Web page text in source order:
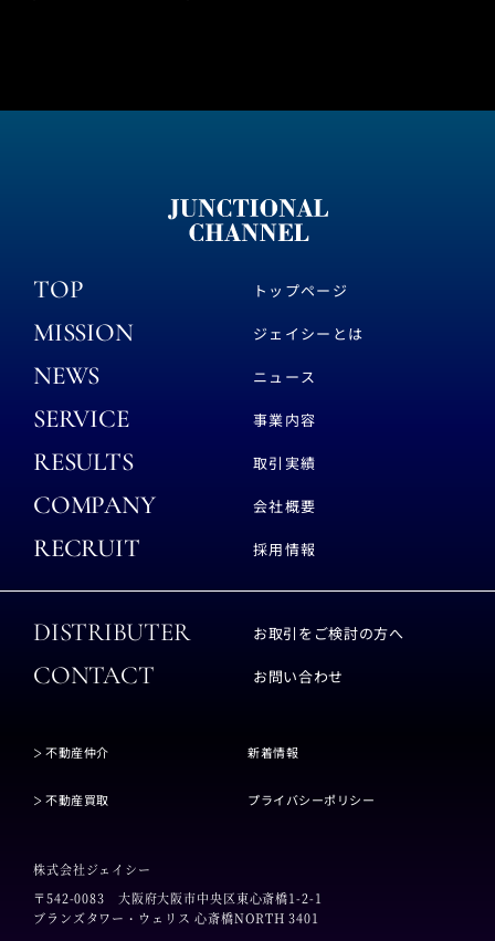
TOP トップページ
MISSION ジェイシーとは
NEWS ニュース
SERVICE 事業内容
RESULTS 取引実績
COMPANY 会社概要
RECRUIT 採用情報
DISTRIBUTER お取引をご検討の方へ
CONTACT お問い合わせ
不動産仲介
不動産買取
新着情報
プライバシーポリシー
株式会社ジェイシー
〒542-0083 大阪府大阪市中央区東心斎橋1-2-1
ブランズタワー・ウェリス 心斎橋NORTH 3401